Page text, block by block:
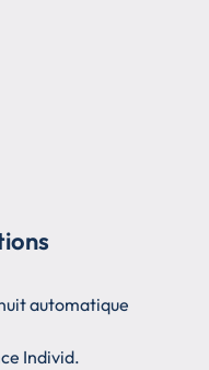
automatique
Individ.